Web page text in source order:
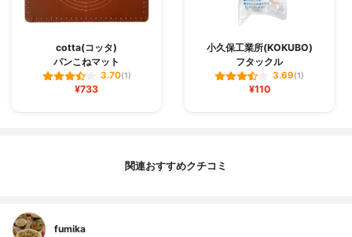
cotta(コッタ)
パンこねマット
3.70(1)
¥733
小久保工業所(KOKUBO)
フタックル
3.69(1)
¥110
関連おすすめクチコミ
fumika